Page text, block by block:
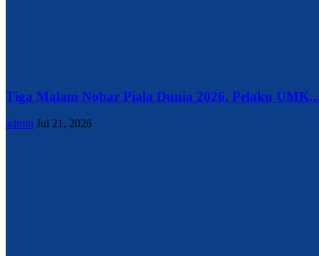
Tiga Malam Nobar Piala Dunia 2026, Pelaku
admin Jul 21, 2026